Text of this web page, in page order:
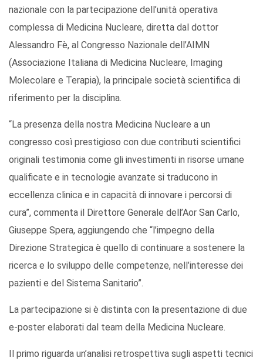
nazionale con la partecipazione dell’unità operativa
complessa di Medicina Nucleare, diretta dal dottor
Alessandro Fè, al Congresso Nazionale dell’AIMN
(Associazione Italiana di Medicina Nucleare, Imaging
Molecolare e Terapia), la principale società scientifica di
riferimento per la disciplina.
“La presenza della nostra Medicina Nucleare a un
congresso così prestigioso con due contributi scientifici
originali testimonia come gli investimenti in risorse umane
qualificate e in tecnologie avanzate si traducono in
eccellenza clinica e in capacità di innovare i percorsi di
cura”, commenta il Direttore Generale dell’Aor San Carlo,
Giuseppe Spera, aggiungendo che “l’impegno della
Direzione Strategica è quello di continuare a sostenere la
ricerca e lo sviluppo delle competenze, nell’interesse dei
pazienti e del Sistema Sanitario”.
La partecipazione si è distinta con la presentazione di due
e-poster elaborati dal team della Medicina Nucleare.
Il primo riguarda un’analisi retrospettiva sugli aspetti tecnici